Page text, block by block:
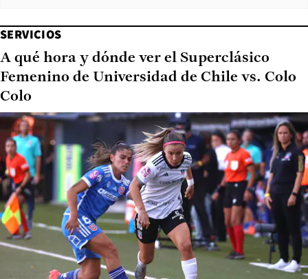
SERVICIOS
A qué hora y dónde ver el Superclásico
Femenino de Universidad de Chile vs. Colo
Colo